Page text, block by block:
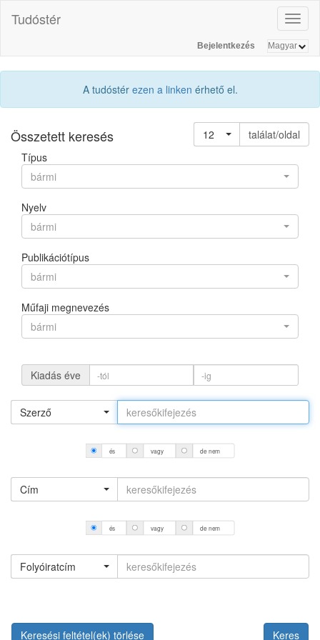
Tudóstér
Bejelentkezés
A tudóstér ezen a linken érhető el.
Összetett keresés 12
találat/oldal
Típus
bármi
Nyelv
bármi
Publikációtípus
bármi
Műfaji megnevezés
bármi
Kiadás éve
Szerző
és vagy de nem
Cím
és vagy de nem
Folyóiratcím
Keresési feltétel(ek) törlése